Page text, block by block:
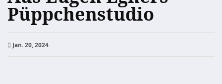
Püppchenstudio
Jan. 20, 2024